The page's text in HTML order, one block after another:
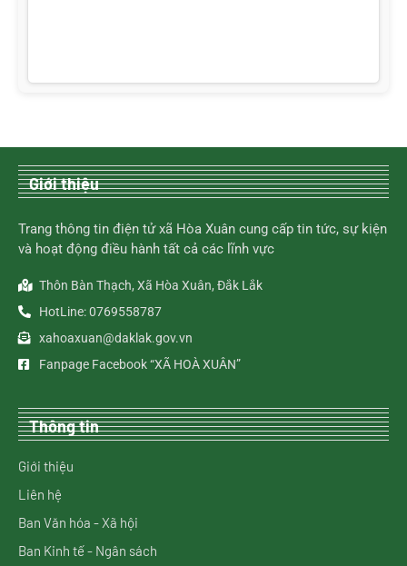
Giới thiệu
Trang thông tin điện tử xã Hòa Xuân cung cấp tin tức, sự kiện
và hoạt động điều hành tất cả các lĩnh vực
Thôn Bàn Thạch, Xã Hòa Xuân, Đắk Lắk
HotLine: 0769558787
xahoaxuan@daklak.gov.vn
Fanpage Facebook “XÃ HOÀ XUÂN”
Thông tin
Giới thiệu
Liên hệ
Ban Văn hóa - Xã hội
Ban Kinh tế - Ngân sách